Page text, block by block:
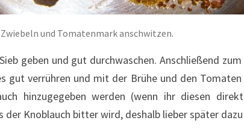
und Tomatenmark anschwitzen.
geben und gut durchwaschen. Anschließend
gut verrühren und mit der Brühe und den
hinzugegeben werden (wenn ihr diesen
der Knoblauch bitter wird, deshalb lieber später